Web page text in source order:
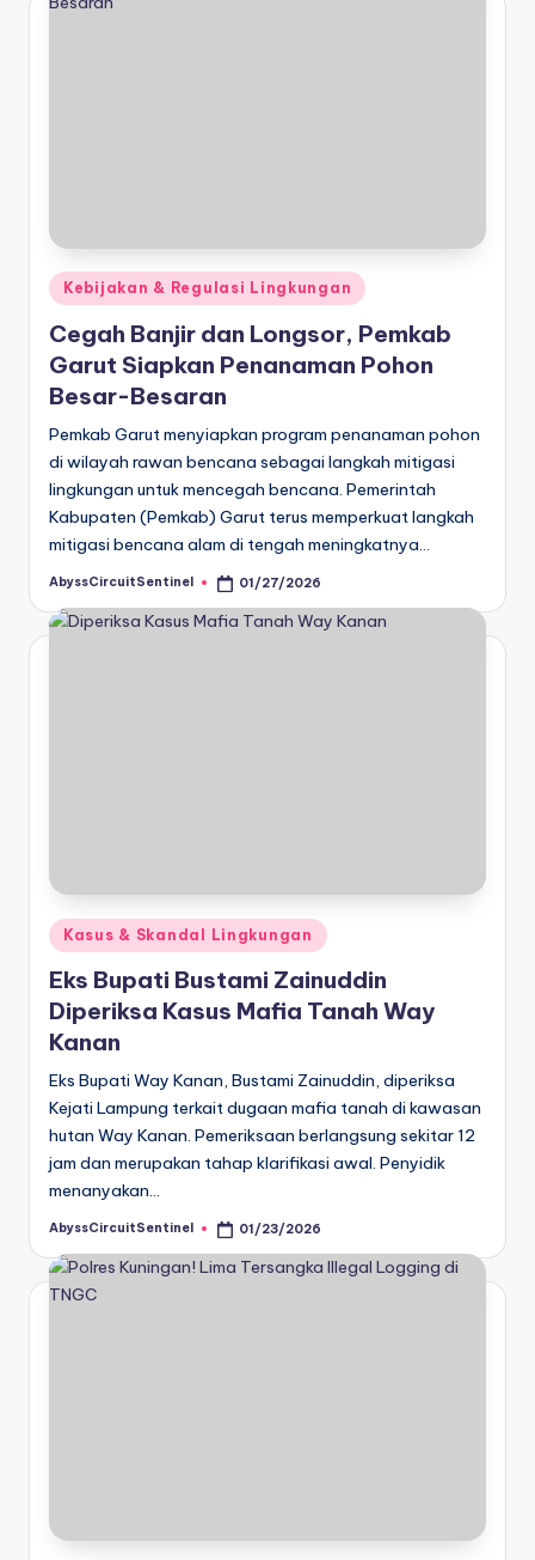
Posted
Kebijakan & Regulasi Lingkungan
Cegah Banjir dan Longsor, Pemkab
Garut Siapkan Penanaman Pohon
Besar-Besaran
Pemkab Garut menyiapkan program penanaman pohon
di wilayah rawan bencana sebagai langkah mitigasi
lingkungan untuk mencegah bencana. Pemerintah
Kabupaten (Pemkab) Garut terus memperkuat langkah
mitigasi bencana alam di tengah meningkatnya…
Posted
AbyssCircuitSentinel 01/27/2026
Posted
in
Kasus & Skandal Lingkungan
Eks Bupati Bustami Zainuddin
Diperiksa Kasus Mafia Tanah Way
Kanan
Eks Bupati Way Kanan, Bustami Zainuddin, diperiksa
Kejati Lampung terkait dugaan mafia tanah di kawasan
hutan Way Kanan. Pemeriksaan berlangsung sekitar 12
jam dan merupakan tahap klarifikasi awal. Penyidik
menanyakan…
Posted
AbyssCircuitSentinel 01/23/2026